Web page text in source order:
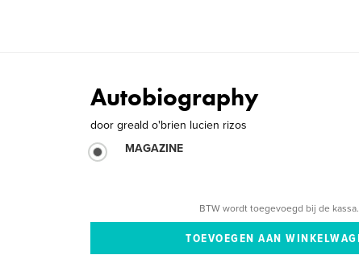
Autobiography
door greald o'brien lucien rizos
MAGAZINE
BTW wordt toegevoegd bij de kassa.